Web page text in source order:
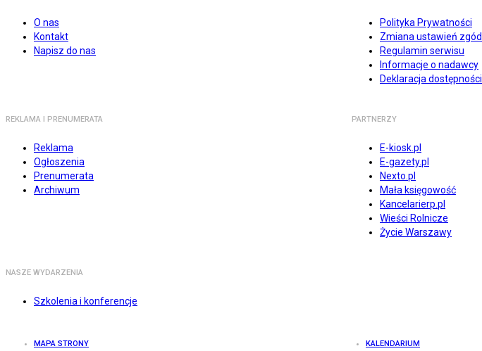
O nas
Kontakt
Napisz do nas
Polityka Prywatności
Zmiana ustawień zgód
Regulamin serwisu
Informacje o nadawcy
Deklaracja dostępności
REKLAMA I PRENUMERATA
Reklama
Ogłoszenia
Prenumerata
Archiwum
PARTNERZY
E-kiosk.pl
E-gazety.pl
Nexto.pl
Mała księgowość
Kancelarierp.pl
Wieści Rolnicze
Życie Warszawy
NASZE WYDARZENIA
Szkolenia i konferencje
MAPA STRONY KALENDARIUM